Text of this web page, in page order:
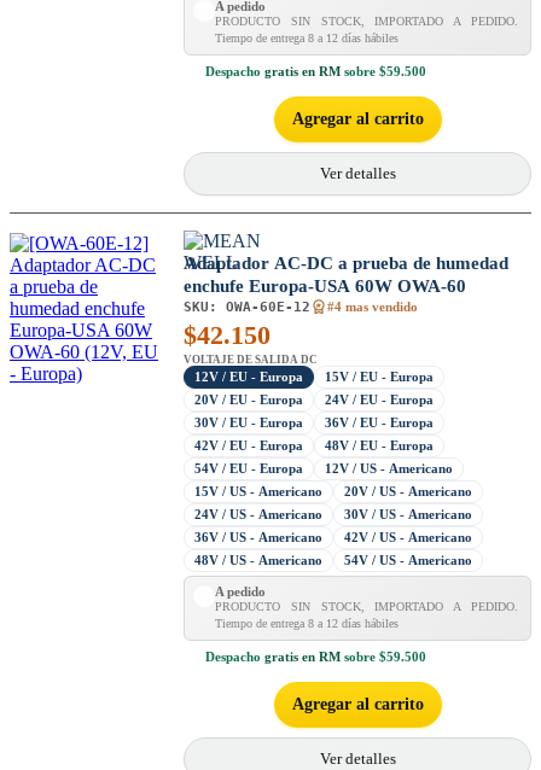
A pedido
PRODUCTO SIN STOCK, IMPORTADO A PEDIDO.
Tiempo de entrega 8 a 12 días hábiles
Despacho gratis en RM sobre $59.500
Agregar al carrito
Ver detalles
Adaptador AC-DC a prueba de humedad
enchufe Europa-USA 60W OWA-60
SKU: OWA-60E-12 #4 mas vendido
$42.150
VOLTAJE DE SALIDA DC
12V / EU - Europa
15V / EU - Europa
20V / EU - Europa
24V / EU - Europa
30V / EU - Europa
36V / EU - Europa
42V / EU - Europa
48V / EU - Europa
54V / EU - Europa
12V / US - Americano
15V / US - Americano
20V / US - Americano
24V / US - Americano
30V / US - Americano
36V / US - Americano
42V / US - Americano
48V / US - Americano
54V / US - Americano
A pedido
PRODUCTO SIN STOCK, IMPORTADO A PEDIDO.
Tiempo de entrega 8 a 12 días hábiles
Despacho gratis en RM sobre $59.500
Agregar al carrito
Ver detalles